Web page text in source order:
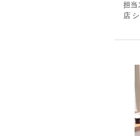
担当
店